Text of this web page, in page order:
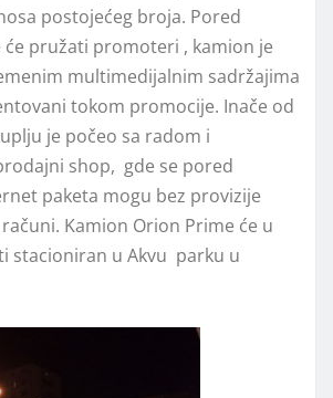
postojećeg broja. Pored
pružati promoteri , kamion je
multimedijalnim sadržajima
tokom promocije. Inače od
je počeo sa radom i
shop, gde se pored
paketa mogu bez provizije
Kamion Orion Prime će u
stacioniran u Akvu parku u